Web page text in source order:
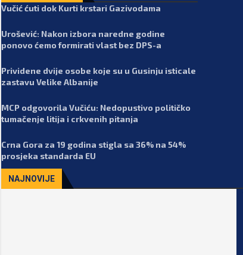
Vučić ćuti dok Kurti krstari Gazivodama
Urošević: Nakon izbora naredne godine
ponovo ćemo formirati vlast bez DPS-a
Prividene dvije osobe koje su u Gusinju isticale
zastavu Velike Albanije
MCP odgovorila Vučiću: Nedopustivo političko
tumačenje litija i crkvenih pitanja
Crna Gora za 19 godina stigla sa 36% na 54%
prosjeka standarda EU
NAJNOVIJE